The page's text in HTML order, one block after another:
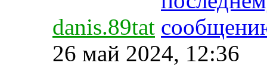
danis.89tat
26 май 2024, 12:36